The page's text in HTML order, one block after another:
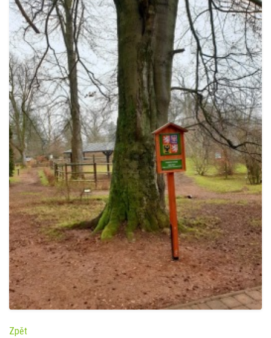
Zpět